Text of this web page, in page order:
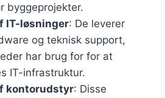
byggeprojekter.
IT-løsninger: De leverer
og teknisk support,
har brug for for at
IT-infrastruktur.
kontorudstyr: Disse